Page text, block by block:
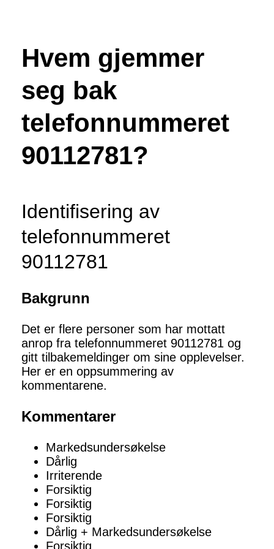
Hvem gjemmer
seg bak
telefonnummeret
90112781?
Identifisering av
telefonnummeret
90112781
Bakgrunn
Det er flere personer som har mottatt
anrop fra telefonnummeret 90112781 og
gitt tilbakemeldinger om sine opplevelser.
Her er en oppsummering av
kommentarene.
Kommentarer
Markedsundersøkelse
Dårlig
Irriterende
Forsiktig
Forsiktig
Forsiktig
Dårlig + Markedsundersøkelse
Forsiktig